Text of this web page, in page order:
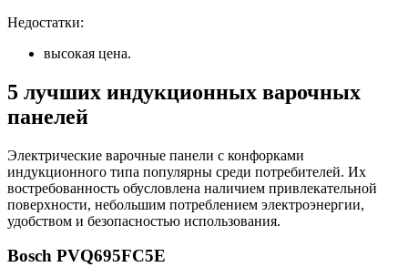
Недостатки:
высокая цена.
5 лучших индукционных варочных
панелей
Электрические варочные панели с конфорками
индукционного типа популярны среди потребителей. Их
востребованность обусловлена наличием привлекательной
поверхности, небольшим потреблением электроэнергии,
удобством и безопасностью использования.
Bosch PVQ695FC5E